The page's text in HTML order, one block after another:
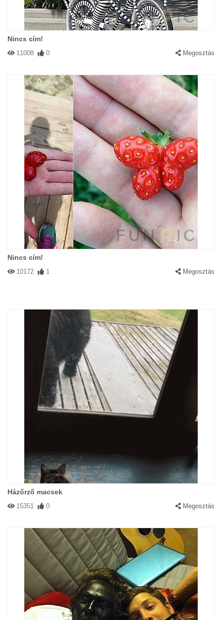
Nincs cím!
11008 0 Megosztás
Nincs cím!
10172 1 Megosztás
Házőrző macsek
15351 0 Megosztás